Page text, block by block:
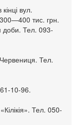
вул.
300—400 тис. грн.
доби. Тел. 093-
Тел.
10-96.
Тел. 050-